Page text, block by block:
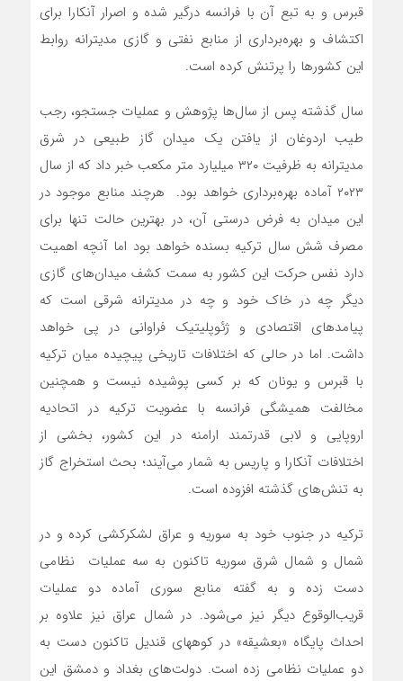
قبرس و به تبع آن با فرانسه درگیر شده و اصرار آنکارا برای
اکتشاف و بهره‌برداری از منابع نفتی و گازی مدیترانه روابط
این کشورها را پرتنش کرده است.
سال گذشته پس از سال‌ها پژوهش و عملیات جستجو، رجب
طیب اردوغان از یافتن یک میدان گاز طبیعی در شرق
مدیترانه به ظرفیت ۳۲۰ میلیارد متر مکعب خبر داد که از سال
۲۰۲۳ آماده بهره‌برداری خواهد بود. هرچند منابع موجود در
این میدان به فرض درستی آن، در بهترین حالت تنها برای
مصرف شش سال ترکیه بسنده خواهد بود اما آنچه اهمیت
دارد نفس حرکت این کشور به سمت کشف میدان‌های گازی
دیگر چه در خاک خود و چه در مدیترانه شرقی است که
پیامدهای اقتصادی و ژئوپلیتیک فراوانی در پی خواهد
داشت. اما در حالی که اختلافات تاریخی پیچیده میان ترکیه
با قبرس و یونان که بر کسی پوشیده نیست و همچنین
مخالفت همیشگی فرانسه با عضویت ترکیه در اتحادیه
اروپایی و لابی قدرتمند ارامنه در این کشور، بخشی از
اختلافات آنکارا و پاریس به شمار می‌آیند؛ بحث استخراج گاز
به تنش‌های گذشته افزوده است.
ترکیه در جنوب خود به سوریه و عراق لشکرکشی کرده و در
شمال و شمال شرق سوریه تاکنون به سه عملیات نظامی
دست زده و به گفته منابع سوری آماده دو عملیات
قریب‌الوقوع دیگر نیز می‌شود. در شمال عراق نیز علاوه بر
احداث پایگاه «بعشیقه» در کوههای قندیل تاکنون دست به
دو عملیات نظامی زده است. دولت‌های بغداد و دمشق این